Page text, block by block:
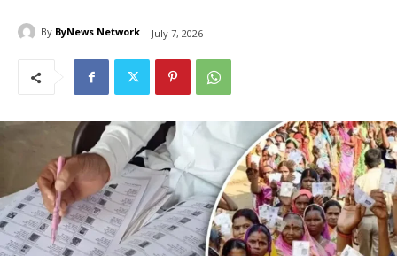
By ByNews Network July 7, 2026